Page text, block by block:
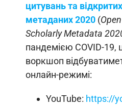
цитувань та
метаданих 2020 (
Scholarly Metadata
пандемією COVID-19,
воркшоп
онлайн-режимі:
YouTube: https://